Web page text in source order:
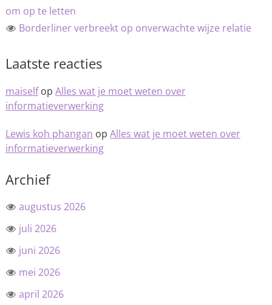
om op te letten
Borderliner verbreekt op onverwachte wijze relatie
Laatste reacties
maiselfop Alles wat je moet weten over
informatieverwerking
Lewis koh phangan op Alles wat je moet weten over
informatieverwerking
Archief
augustus 2026
juli 2026
juni 2026
mei 2026
april 2026